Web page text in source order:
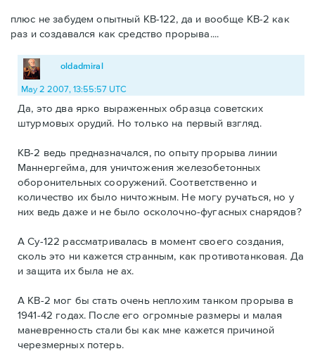
плюс не забудем опытный КВ-122, да и вообще КВ-2 как
раз и создавался как средство прорыва....
oldadmiral
May 2 2007, 13:55:57 UTC
Да, это два ярко выраженных образца советских
штурмовых орудий. Но только на первый взгляд.
КВ-2 ведь предназначался, по опыту прорыва линии
Маннергейма, для уничтожения железобетонных
оборонительных сооружений. Соответственно и
количество их было ничтожным. Не могу ручаться, но у
них ведь даже и не было осколочно-фугасных снарядов?
А Су-122 рассматривалась в момент своего создания,
сколь это ни кажется странным, как противотанковая. Да
и защита их была не ах.
А КВ-2 мог бы стать очень неплохим танком прорыва в
1941-42 годах. После его огромные размеры и малая
маневренность стали бы как мне кажется причиной
черезмерных потерь.